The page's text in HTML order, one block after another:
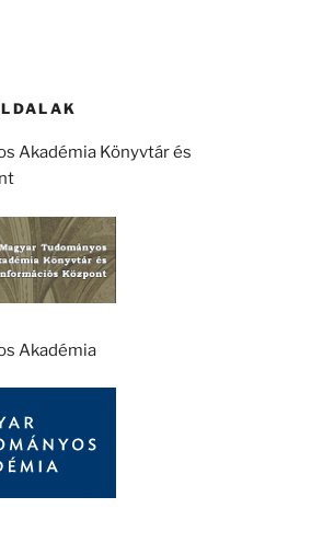
Akadémia Könyvtár és
Akadémia